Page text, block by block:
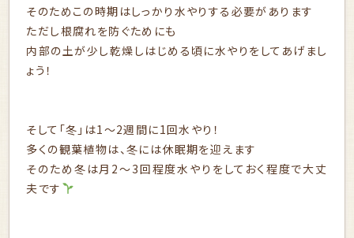
そのためこの時期はしっかり水やりする必要があります
ただし根腐れを防ぐためにも
内部の土が少し乾燥しはじめる頃に水やりをしてあげまし
ょう！
そして「冬」は1〜2週間に1回水やり！
多くの観葉植物は、冬には休眠期を迎えます
そのため冬は月2〜3回程度水やりをしておく程度で大丈
夫です